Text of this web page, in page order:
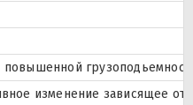
изменение зависящее от